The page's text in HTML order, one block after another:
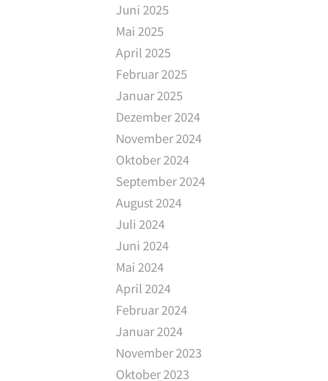
Juni 2025
Mai 2025
April 2025
Februar 2025
Januar 2025
Dezember 2024
November 2024
Oktober 2024
September 2024
August 2024
Juli 2024
Juni 2024
Mai 2024
April 2024
Februar 2024
Januar 2024
November 2023
Oktober 2023